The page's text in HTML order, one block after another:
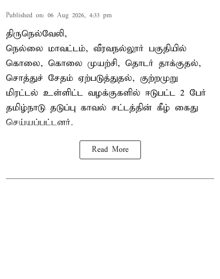
Published on: 06 Aug 2026, 4:33 pm
திருநெல்வேலி,
நெல்லை மாவட்டம், வீரவநல்லூர் பகுதியில்
கொலை, கொலை முயற்சி, தொடர் தாக்குதல்,
சொத்துச் சேதம் ஏற்படுத்துதல், குற்றமுறு
மிரட்டல் உள்ளிட்ட வழக்குகளில் ஈடுபட்ட 2 பேர்
தமிழ்நாடு தடுப்பு காவல் சட்டத்தின் கீழ் கைது
செய்யப்பட்டனர்.
Read More